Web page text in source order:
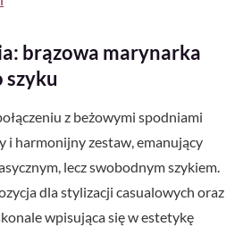
brązowa marynarka
szyku
z beżowymi spodniami
i harmonijny zestaw, emanujący
lecz swobodnym szykiem.
dla stylizacji casualowych oraz
wpisująca się w estetykę